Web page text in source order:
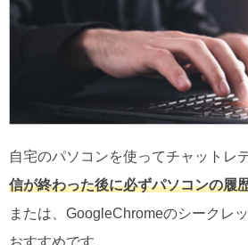
自宅のパソコンを使ってチャットレ
信が終わった後に必ずパソコンの履
または、GoogleChromeのシークレ
おすすめです。